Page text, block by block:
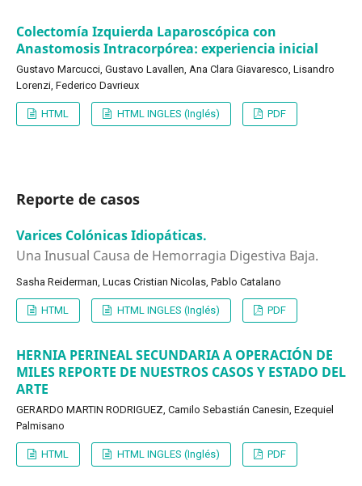
Colectomía Izquierda Laparoscópica con
Anastomosis Intracorpórea: experiencia inicial
Gustavo Marcucci, Gustavo Lavallen, Ana Clara Giavaresco, Lisandro
Lorenzi, Federico Davrieux
HTML HTML INGLES (Inglés) PDF
Reporte de casos
Varices Colónicas Idiopáticas.
Una Inusual Causa de Hemorragia Digestiva Baja.
Sasha Reiderman, Lucas Cristian Nicolas, Pablo Catalano
HTML HTML INGLES (Inglés) PDF
HERNIA PERINEAL SECUNDARIA A OPERACIÓN DE
MILES REPORTE DE NUESTROS CASOS Y ESTADO DEL
ARTE
GERARDO MARTIN RODRIGUEZ, Camilo Sebastián Canesin, Ezequiel
Palmisano
HTML HTML INGLES (Inglés) PDF